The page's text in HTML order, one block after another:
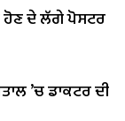
ਹੋਣ ਦੇ ਲੱਗੇ ਪੋਸਟਰ
’ਚ ਡਾਕਟਰ ਦੀ